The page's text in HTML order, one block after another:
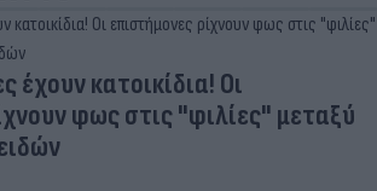
έχουν κατοικίδια! Οι
φως στις "φιλίες" μεταξύ